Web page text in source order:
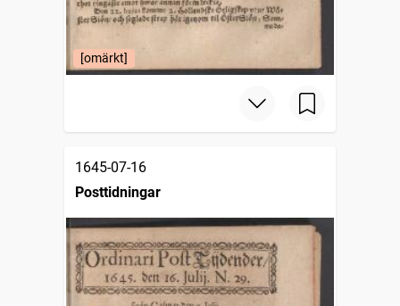
[omärkt]
1645-07-16
Posttidningar